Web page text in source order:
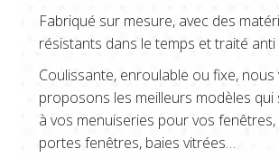
Fabriqué sur mesure, avec des
résistants dans le temps et traité anti
Coulissante, enroulable ou fixe, nous
proposons les meilleurs modèles qui
à vos menuiseries pour vos
portes fenêtres, baies vitrées…